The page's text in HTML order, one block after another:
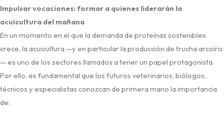
Impulsar vocaciones: formar a quienes liderarán la
acuicultura del mañana
En un momento en el que la demanda de proteínas sostenibles
crece, la acuicultura —y en particular la producción de trucha arcoíris
— es uno de los sectores llamados a tener un papel protagonista.
Por ello, es fundamental que los futuros veterinarios, biólogos,
técnicos y especialistas conozcan de primera mano la importancia
de: